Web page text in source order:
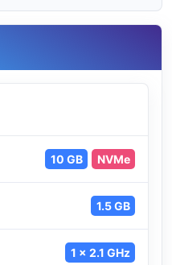
10 GB NVMe
1.5 GB
1 x 2.1 GHz